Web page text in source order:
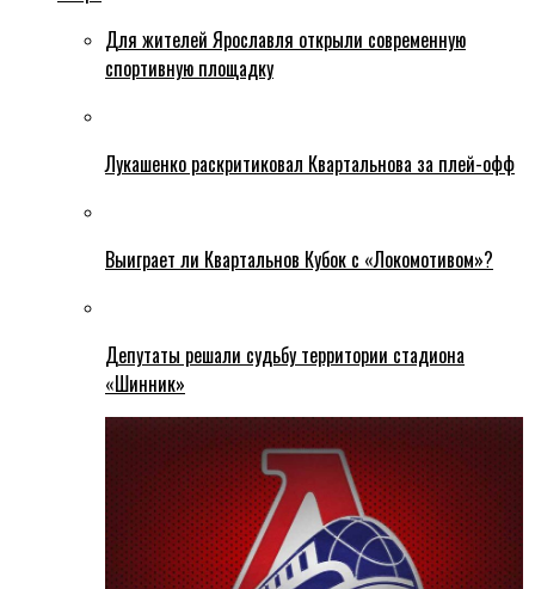
Для жителей Ярославля открыли современную
спортивную площадку
Лукашенко раскритиковал Квартальнова за плей-офф
Выиграет ли Квартальнов Кубок с «Локомотивом»?
Депутаты решали судьбу территории стадиона
«Шинник»